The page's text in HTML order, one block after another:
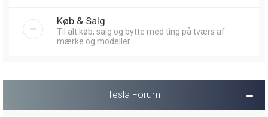
Køb & Salg
Til alt køb, salg og bytte med ting på tværs af
mærke og modeller.
Tesla Forum